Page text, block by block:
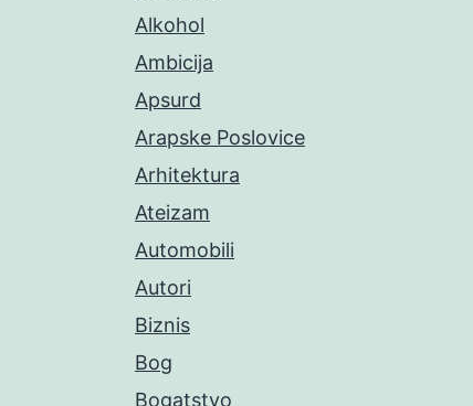
Alkohol
Ambicija
Apsurd
Arapske Poslovice
Arhitektura
Ateizam
Automobili
Autori
Biznis
Bog
Bogatstvo